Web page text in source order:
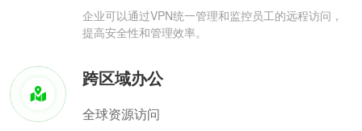
企业可以通过VPN统一管理和监控员工的远程访问，
提高安全性和管理效率。
跨区域办公
全球资源访问